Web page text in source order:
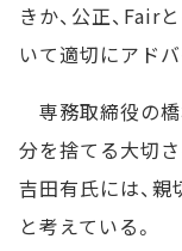
きか、公正、Fair
いて適切にアド
専務取締役の橋
分を捨てる大切
吉田有氏には、
と考えている。